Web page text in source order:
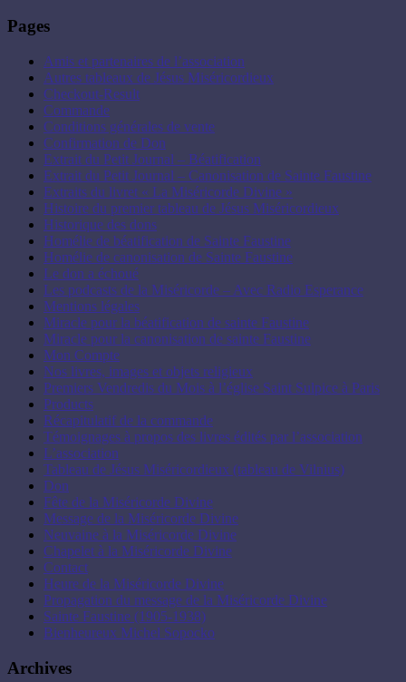
Pages
Amis et partenaires de l’association
Autres tableaux de Jésus Miséricordieux
Checkout-Result
Commande
Conditions générales de vente
Confirmation de Don
Extrait du Petit Journal – Béatification
Extrait du Petit Journal – Canonisation de Sainte Faustine
Extraits du livret « La Miséricorde Divine »
Histoire du premier tableau de Jésus Miséricordieux
Historique des dons
Homélie de béatification de Sainte Faustine
Homélie de canonisation de Sainte Faustine
Le don a échoué
Les podcasts de la Miséricorde – Avec Radio Esperance
Mentions légales
Miracle pour la béatification de sainte Faustine
Miracle pour la canonisation de sainte Faustine
Mon Compte
Nos livres, images et objets religieux
Premiers Vendredis du Mois à l’église Saint Sulpice à Paris
Products
Récapitulatif de la commande
Témoignages à propos des livres édités par l’association
L’association
Tableau de Jésus Miséricordieux (tableau de Vilnius)
Don
Fête de la Miséricorde Divine
Message de la Miséricorde Divine
Neuvaine à la Miséricorde Divine
Chapelet à la Miséricorde Divine
Contact
Heure de la Miséricorde Divine
Propagation du message de la Miséricorde Divine
Sainte Faustine (1905-1938)
Bienheureux Michel Sopocko
Archives